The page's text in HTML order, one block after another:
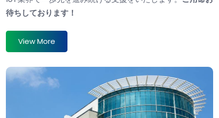
待ちしております！
View More